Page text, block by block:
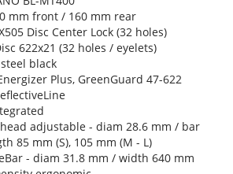
mm front / 160 mm rear
Disc Center Lock (32 holes)
622x21 (32 holes / eyelets)
black
Plus, GreenGuard 47-622
head adjustable - diam 28.6 mm / bar
85 mm (S), 105 mm (M - L)
- diam 31.8 mm / width 640 mm